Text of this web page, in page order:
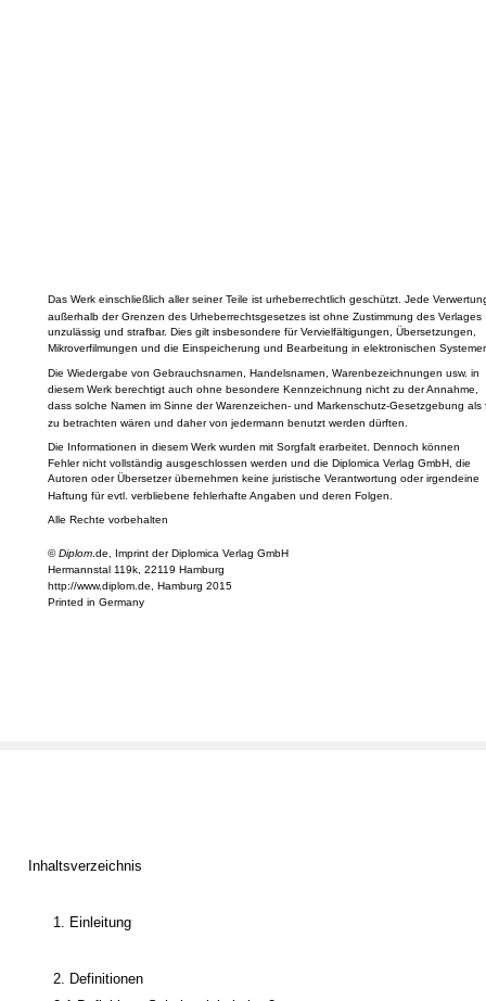
Das Werk einschließlich aller seiner Teile ist urheberrechtlich geschützt. Jede
außerhalb der Grenzen des Urheberrechtsgesetzes ist ohne Zustimmung des Verlages
unzulässig und strafbar. Dies gilt insbesondere für Vervielfältigungen, Übersetzungen,
Mikroverfilmungen und die Einspeicherung und Bearbeitung in elektronischen
Die Wiedergabe von Gebrauchsnamen, Handelsnamen, Warenbezeichnungen usw. in
diesem Werk berechtigt auch ohne besondere Kennzeichnung nicht zu der Annahme,
dass solche Namen im Sinne der Warenzeichen- und Markenschutz-Gesetzgebung als
zu betrachten wären und daher von jedermann benutzt werden dürften.
Die Informationen in diesem Werk wurden mit Sorgfalt erarbeitet. Dennoch können
Fehler nicht vollständig ausgeschlossen werden und die Diplomica Verlag GmbH, die
Autoren oder Übersetzer übernehmen keine juristische Verantwortung oder irgendeine
Haftung für evtl. verbliebene fehlerhafte Angaben und deren Folgen.
Alle Rechte vorbehalten
©Diplom.de, Imprint der Diplomica Verlag GmbH
Hermannstal 119k, 22119 Hamburg
http://www.diplom.de, Hamburg 2015
Printed in Germany
Inhaltsverzeichnis
1. Einleitung
2. Definitionen